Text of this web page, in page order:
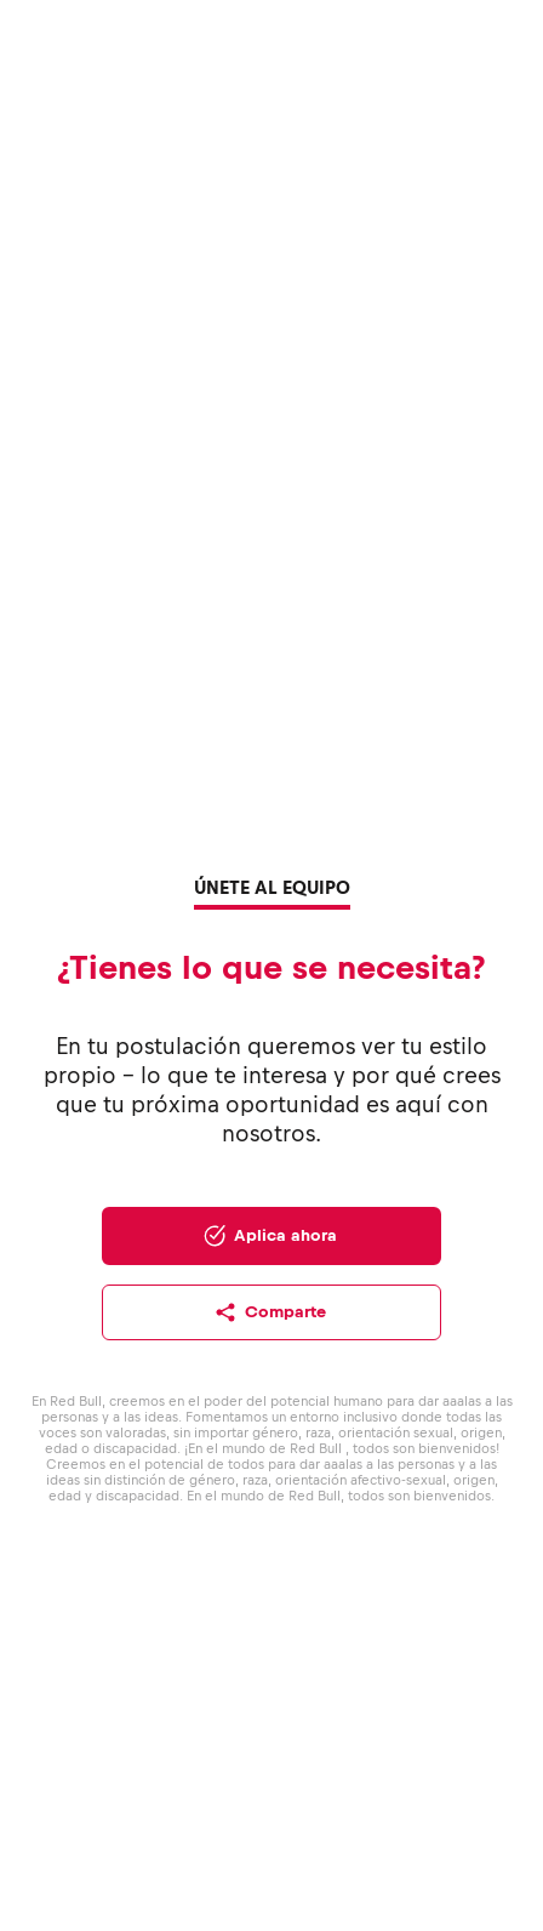
ÚNETE AL EQUIPO
¿Tienes lo que se necesita?
En tu postulación queremos ver tu estilo
propio - lo que te interesa y por qué crees
que tu próxima oportunidad es aquí con
nosotros.
Aplica ahora
Comparte
En Red Bull, creemos en el poder del potencial humano para dar aaalas a las
personas y a las ideas. Fomentamos un entorno inclusivo donde todas las
voces son valoradas, sin importar género, raza, orientación sexual, origen,
edad o discapacidad. ¡En el mundo de Red Bull , todos son bienvenidos!
Creemos en el potencial de todos para dar aaalas a las personas y a las
ideas sin distinción de género, raza, orientación afectivo-sexual, origen,
edad y discapacidad. En el mundo de Red Bull, todos son bienvenidos.